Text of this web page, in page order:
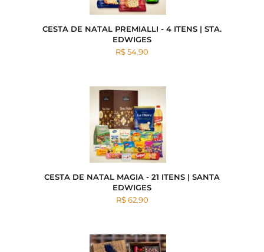
CESTA DE NATAL PREMIALLI - 4 ITENS | STA.
EDWIGES
R$ 54.90
CESTA DE NATAL MAGIA - 21 ITENS | SANTA
EDWIGES
R$ 62.90